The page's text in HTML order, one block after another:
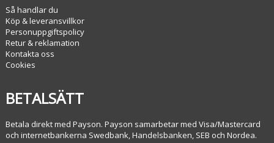
Så handlar du
Köp & leveransvillkor
Personuppgiftspolicy
Retur & reklamation
Kontakta oss
Cookies
BETALSÄTT
Betala direkt med Payson. Payson samarbetar med Visa/Mastercard
och internetbankerna Swedbank, Handelsbanken, SEB och Nordea.